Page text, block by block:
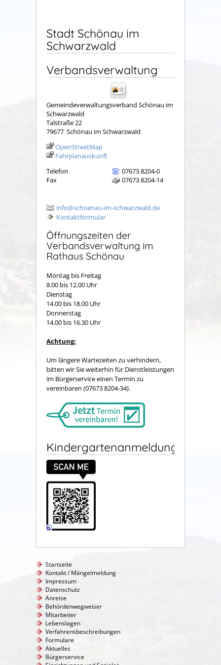
Stadt Schönau im
Schwarzwald
Verbandsverwaltung
Gemeindeverwaltungsverband Schönau im
Schwarzwald
Talstraße 22
79677 Schönau im Schwarzwald
OpenStreetMap
Fahrplanauskunft
Telefon
07673 8204-0
Fax
07673 8204-14
info@schoenau-im-schwarzwald.de
Kontaktformular
Öffnungszeiten der
Verbandsverwaltung im
Rathaus Schönau
Montag bis Freitag
8.00 bis 12.00 Uhr
Dienstag
14.00 bis 18.00 Uhr
Donnerstag
14.00 bis 16.30 Uhr
Achtung:
Um längere Wartezeiten zu verhindern,
bitten wir Sie weiterhin für Dienstleistungen
im Bürgerservice einen Termin zu
vereinbaren (07673 8204-34).
Kindergartenanmeldung
Startseite
Kontakt / Mängelmeldung
Impressum
Datenschutz
Anreise
Behördenwegweiser
Mitarbeiter
Lebenslagen
Verfahrensbeschreibungen
Formulare
Aktuelles
Bürgerservice